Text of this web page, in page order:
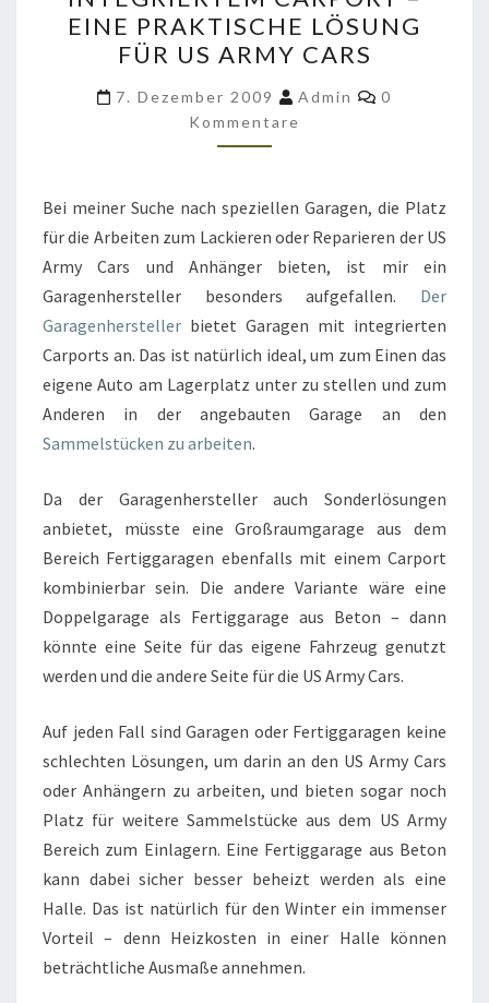
MIT
INTEGRIERTEM
CARPORT
–
EINE
PRAKTISCHE
FÜR
US
ARMY
CARS
EINE PRAKTISCHE LÖSUNG
FÜR US ARMY CARS
7. Dezember 2009 Admin Kommentare
0
Kommentare
Bei meiner Suche nach speziellen Garagen, die Platz
für die Arbeiten zum Lackieren oder Reparieren der US
Army Cars und Anhänger bieten, ist mir ein
Garagenhersteller besonders aufgefallen. Der
Garagenhersteller bietet Garagen mit integrierten
Carports an. Das ist natürlich ideal, um zum Einen das
eigene Auto am Lagerplatz unter zu stellen und zum
Anderen in der angebauten Garage an den
Sammelstücken zu arbeiten.
Da der Garagenhersteller auch Sonderlösungen
anbietet, müsste eine Großraumgarage aus dem
Bereich Fertiggaragen ebenfalls mit einem Carport
kombinierbar sein. Die andere Variante wäre eine
Doppelgarage als Fertiggarage aus Beton – dann
könnte eine Seite für das eigene Fahrzeug genutzt
werden und die andere Seite für die US Army Cars.
Auf jeden Fall sind Garagen oder Fertiggaragen keine
schlechten Lösungen, um darin an den US Army Cars
oder Anhängern zu arbeiten, und bieten sogar noch
Platz für weitere Sammelstücke aus dem US Army
Bereich zum Einlagern. Eine Fertiggarage aus Beton
kann dabei sicher besser beheizt werden als eine
Halle. Das ist natürlich für den Winter ein immenser
Vorteil – denn Heizkosten in einer Halle können
beträchtliche Ausmaße annehmen.